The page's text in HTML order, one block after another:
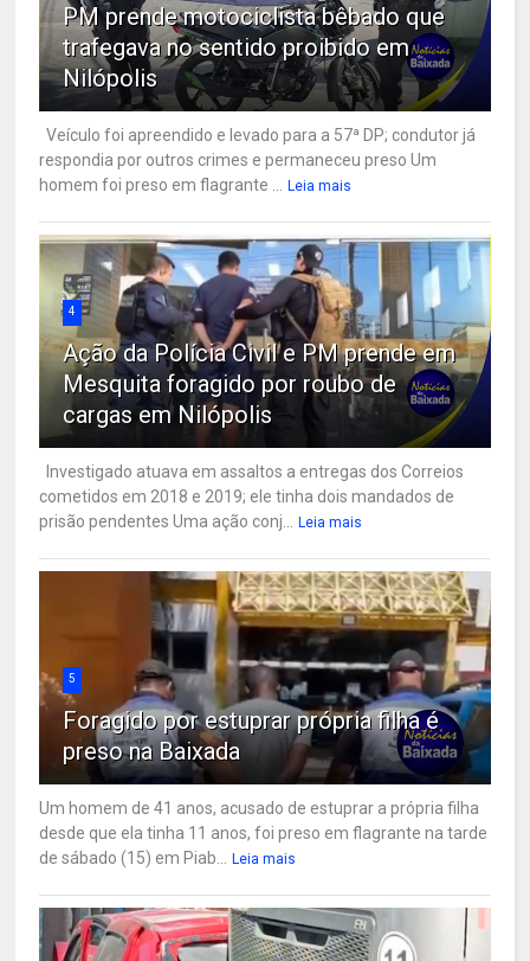
PM prende motociclista bêbado que
trafegava no sentido proibido em
Nilópolis
Veículo foi apreendido e levado para a 57ª DP; condutor já
respondia por outros crimes e permaneceu preso Um
homem foi preso em flagrante ...
Leia mais
4
Ação da Polícia Civil e PM prende em
Mesquita foragido por roubo de
cargas em Nilópolis
Investigado atuava em assaltos a entregas dos Correios
cometidos em 2018 e 2019; ele tinha dois mandados de
prisão pendentes Uma ação conj...
Leia mais
5
Foragido por estuprar própria filha é
preso na Baixada
Um homem de 41 anos, acusado de estuprar a própria filha
desde que ela tinha 11 anos, foi preso em flagrante na tarde
de sábado (15) em Piab...
Leia mais